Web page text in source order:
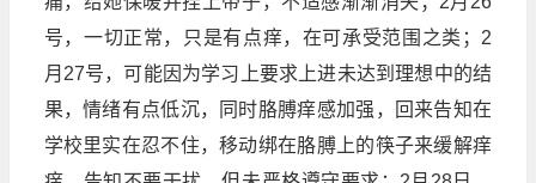
号，一切正常，只是有点痒，在可承受范围之类；2
月27号，可能因为学习上要求上进未达到理想中的结
果，情绪有点低沉，同时胳膊痒感加强，回来告知在
学校里实在忍不住，移动绑在胳膊上的筷子来缓解痒